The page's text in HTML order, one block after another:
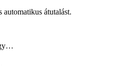
átutalást.